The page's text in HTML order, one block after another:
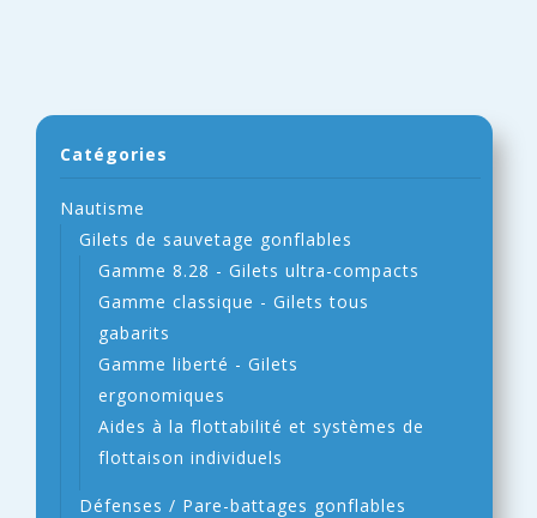
Catégories
Nautisme
Gilets de sauvetage gonflables
Gamme 8.28 - Gilets ultra-compacts
Gamme classique - Gilets tous
gabarits
Gamme liberté - Gilets
ergonomiques
Aides à la flottabilité et systèmes de
flottaison individuels
Défenses / Pare-battages gonflables